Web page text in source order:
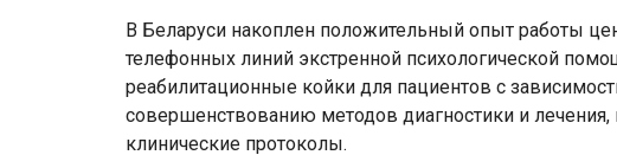
В Беларуси накоплен положительный опыт работы
телефонных линий экстренной психологической
реабилитационные койки для пациентов с
совершенствованию методов диагностики и
клинические протоколы.